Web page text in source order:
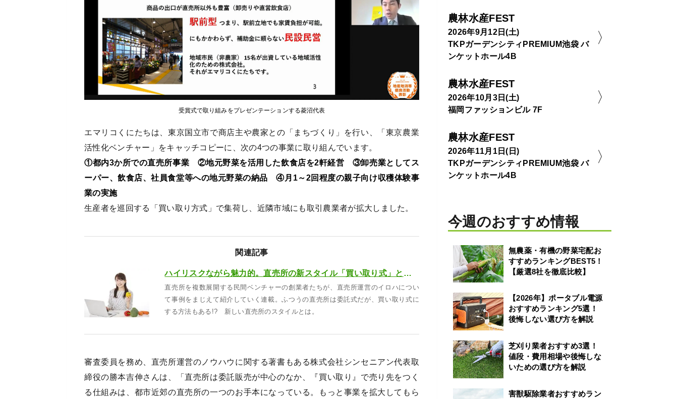
受賞式で取り組みをプレゼンテーションする菱沼代表
エマリコくにたちは、東京国立市で商店主や農家との「まちづくり」を行い、「東京農業
活性化ベンチャー」をキャッチコピーに、次の4つの事業に取り組んでいます。
①都内3か所での直売所事業 ②地元野菜を活用した飲食店を2軒経営 ③卸売業としてス
ーパー、飲食店、社員食堂等への地元野菜の納品 ④月1～2回程度の親子向け収穫体験事
業の実施
生産者を巡回する「買い取り方式」で集荷し、近隣市域にも取引農業者が拡大しました。
関連記事
ハイリスクながら魅力的。直売所の新スタイル「買い取り式」とは【直売所プロフェッショナル＃21】
直売所を複数展開する民間ベンチャーの創業者たちが、直売所運営のイロハについ
て事例をまじえて紹介していく連載。ふつうの直売所は委託式だが、買い取り式に
する方法もある!? 新しい直売所のスタイルとは。
審査委員を務め、直売所運営のノウハウに関する著書もある株式会社シンセニアン代表取
締役の勝本吉伸さんは、「直売所は委託販売が中心のなか、『買い取り』で売り先をつく
る仕組みは、都市近郊の直売所の一つのお手本になっている。もっと事業を拡大してもら
農林水産FEST
2026年9月12日(土)
TKPガーデンシティPREMIUM池袋 バ
ンケットホール4B
農林水産FEST
2026年10月3日(土)
福岡ファッションビル 7F
農林水産FEST
2026年11月1日(日)
TKPガーデンシティPREMIUM池袋 バ
ンケットホール4B
今週のおすすめ情報
無農薬・有機の野菜宅配お
すすめランキングBEST5！
【厳選8社を徹底比較】
【2026年】ポータブル電源
おすすめランキング5選！
後悔しない選び方を解説
芝刈り業者おすすめ3選！
値段・費用相場や後悔しな
いための選び方を解説
害獣駆除業者おすすめラン